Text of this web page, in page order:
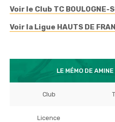
Voir le Club TC BOULOGNE-
Voir la Ligue HAUTS DE
LE MÉMO DE
Club
Licence